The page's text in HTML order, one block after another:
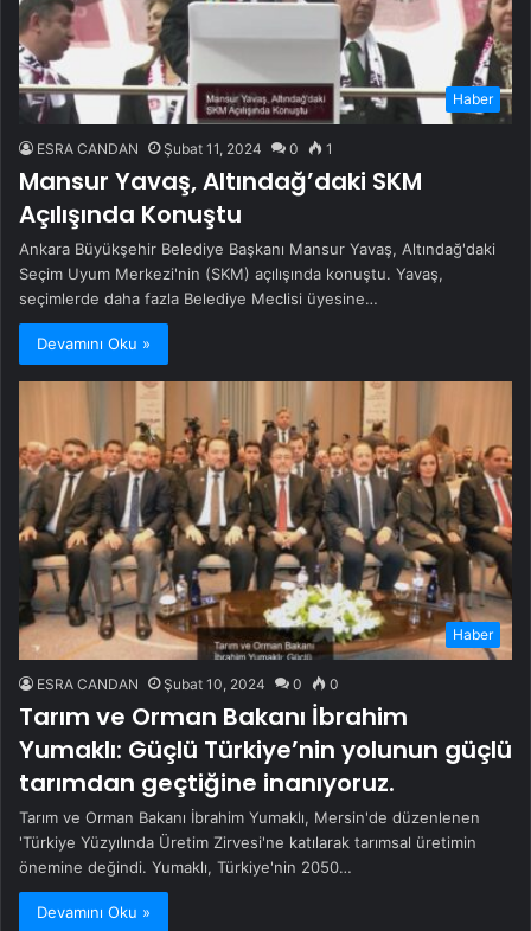
Haber
ESRA CANDAN Şubat 11, 2024 0 1
Mansur Yavaş, Altındağ’daki SKM
Açılışında Konuştu
Ankara Büyükşehir Belediye Başkanı Mansur Yavaş, Altındağ'daki
Seçim Uyum Merkezi'nin (SKM) açılışında konuştu. Yavaş,
seçimlerde daha fazla Belediye Meclisi üyesine…
Devamını Oku »
Haber
ESRA CANDAN Şubat 10, 2024 0 0
Tarım ve Orman Bakanı İbrahim
Yumaklı: Güçlü Türkiye’nin yolunun güçlü
tarımdan geçtiğine inanıyoruz.
Tarım ve Orman Bakanı İbrahim Yumaklı, Mersin'de düzenlenen
'Türkiye Yüzyılında Üretim Zirvesi'ne katılarak tarımsal üretimin
önemine değindi. Yumaklı, Türkiye'nin 2050…
Devamını Oku »